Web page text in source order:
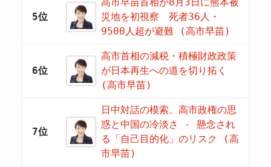
5位
災地を初視察 死者36人・
9500人超が避難 (高市早苗)
6位
高市首相の減税・積極財政政策
が日本再生への道を切り拓く
(高市早苗)
7位
日中対話の模索、高市政権の思
惑と中国の冷淡さ - 懸念され
る「自己目的化」のリスク (高
市早苗)